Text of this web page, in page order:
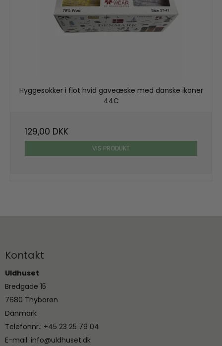
Hyggesokker i flot hvid gaveæske med danske ikoner
44C
129,00 DKK
VIS PRODUKT
Kontakt
Uldhuset
Bredgade 15
7680 Thyborøn
Danmark
Telefonnr.: +45 23 25 79 04
E-mail: info@uldhuset.dk